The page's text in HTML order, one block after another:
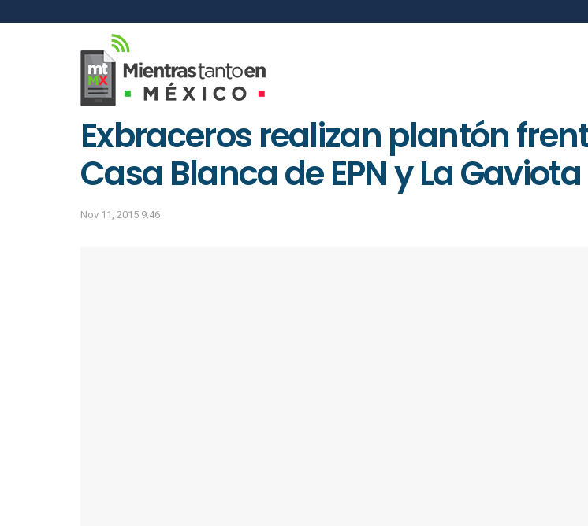
Exbraceros realizan plantón
Casa Blanca de EPN y La Gaviota
Nov 11, 2015 9:46